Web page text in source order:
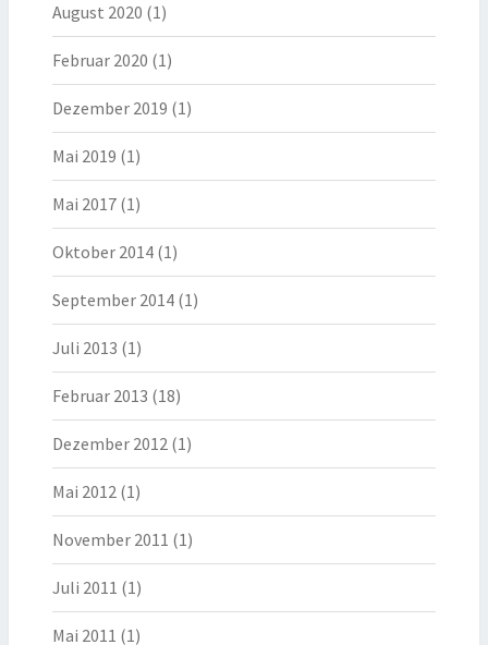
August 2020 (1)
Februar 2020 (1)
Dezember 2019 (1)
Mai 2019 (1)
Mai 2017 (1)
Oktober 2014 (1)
September 2014 (1)
Juli 2013 (1)
Februar 2013 (18)
Dezember 2012 (1)
Mai 2012 (1)
November 2011 (1)
Juli 2011 (1)
Mai 2011 (1)